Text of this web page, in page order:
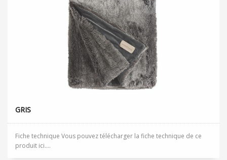
GRIS
Fiche technique Vous pouvez télécharger la fiche technique de ce
produit ici....